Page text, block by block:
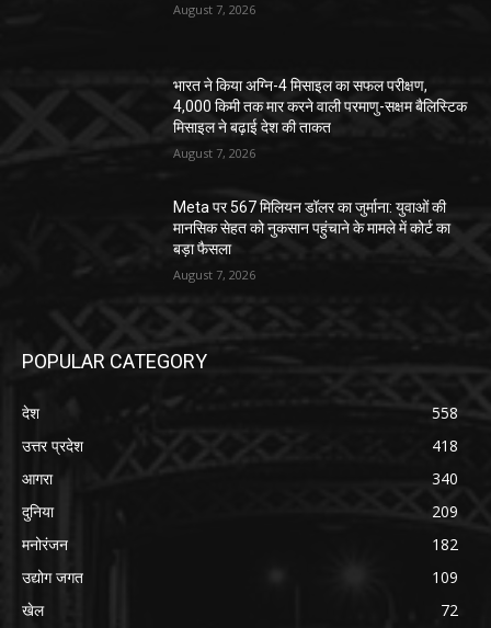
August 7, 2026
भारत ने किया अग्नि-4 मिसाइल का सफल परीक्षण,
4,000 किमी तक मार करने वाली परमाणु-सक्षम बैलिस्टिक
मिसाइल ने बढ़ाई देश की ताकत
August 7, 2026
Meta पर 567 मिलियन डॉलर का जुर्माना: युवाओं की
मानसिक सेहत को नुकसान पहुंचाने के मामले में कोर्ट का
बड़ा फैसला
August 7, 2026
POPULAR CATEGORY
देश
558
उत्तर प्रदेश
418
आगरा
340
दुनिया
209
मनोरंजन
182
उद्योग जगत
109
खेल
72